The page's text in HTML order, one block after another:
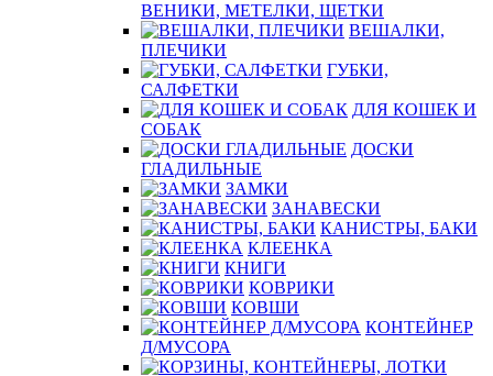
ВЕНИКИ, МЕТЕЛКИ, ЩЕТКИ
ВЕШАЛКИ,
ПЛЕЧИКИ
ГУБКИ,
САЛФЕТКИ
ДЛЯ КОШЕК И
СОБАК
ДОСКИ
ГЛАДИЛЬНЫЕ
ЗАМКИ
ЗАНАВЕСКИ
КАНИСТРЫ, БАКИ
КЛЕЕНКА
КНИГИ
КОВРИКИ
КОВШИ
КОНТЕЙНЕР
Д/МУСОРА